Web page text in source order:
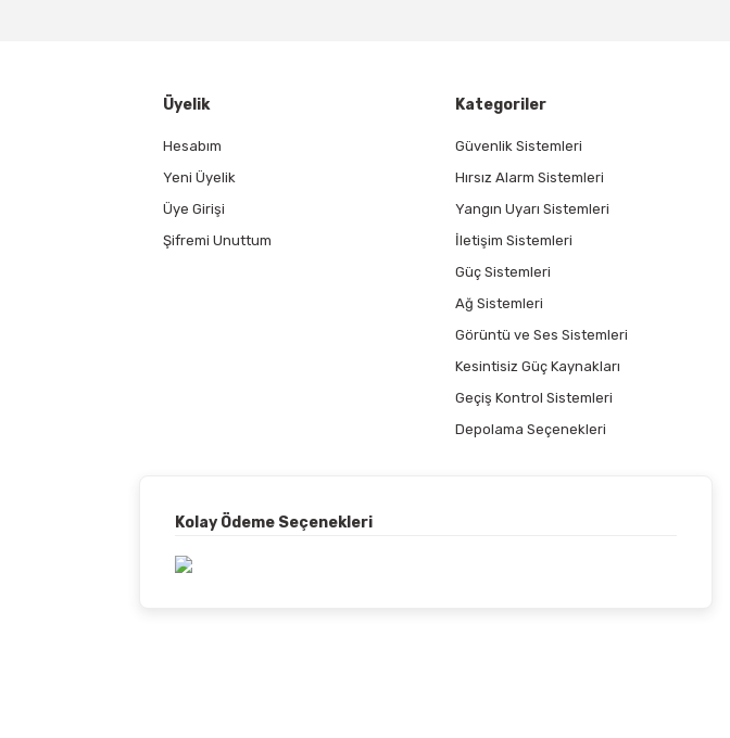
Üyelik
Hesabım
Yeni Üyelik
Üye Girişi
Şifremi Unuttum
Kategoriler
Güvenlik Sistemleri
Hırsız Alarm Sistemleri
Yangın Uyarı Sistemleri
İletişim Sistemleri
Güç Sistemleri
Ağ Sistemleri
Görüntü ve Ses Sistemleri
Kesintisiz Güç Kaynakları
Geçiş Kontrol Sistemleri
Depolama Seçenekleri
Kolay Ödeme Seçenekleri